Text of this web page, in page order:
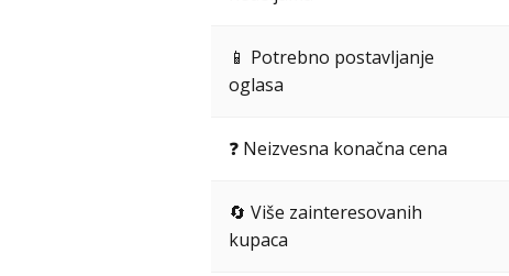
📱 Potrebno postavljanje
oglasa
❓ Neizvesna konačna cena
🔄 Više zainteresovanih
kupaca